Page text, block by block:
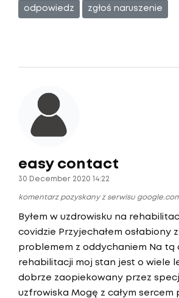
odpowiedz zgłoś naruszenie
easy contact
30 December 2020 14:22
komentarz pozyskany z serwisu
Byłem w uzdrowisku na
covidzie Przyjechałem osłabiony
problemem z oddychaniem Na tą
rehabilitacji moj stan jest o wiele
dobrze zaopiekowany przez
uzfrowiska Mogę z całym sercem